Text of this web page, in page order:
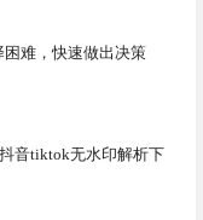
困难，快速做出决策
音tiktok无水印解析下